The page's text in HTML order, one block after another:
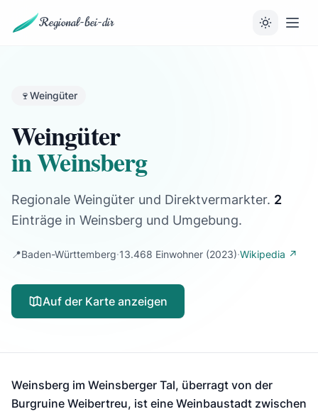
Regional-bei-dir
🍷Weingüter
Weingüter
in Weinsberg
Regionale Weingüter und Direktvermarkter. 2
Einträge in Weinsberg und Umgebung.
📍Baden-Württemberg·13.468 Einwohner (2023)·Wikipedia ↗
Auf der Karte anzeigen
Weinsberg im Weinsberger Tal, überragt von der
Burgruine Weibertreu, ist eine Weinbaustadt zwischen